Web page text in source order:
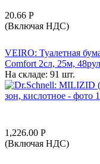
20.66 Р
(Включая НДС)
VEIRO: Туалетная
Comfort 2сл, 25м,
На складе: 91 шт.
1,226.00 Р
(Включая НДС)